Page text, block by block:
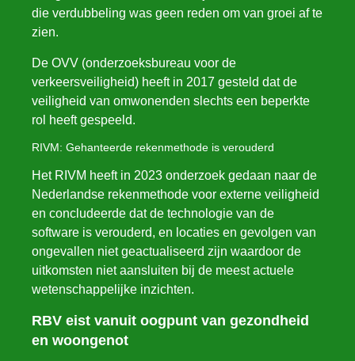
die verdubbeling was geen reden om van groei af te
zien.
De OVV (onderzoeksbureau voor de
verkeersveiligheid) heeft in 2017 gesteld dat de
veiligheid van omwonenden slechts een beperkte
rol heeft gespeeld.
RIVM: Gehanteerde rekenmethode is verouderd
Het RIVM heeft in 2023 onderzoek gedaan naar de
Nederlandse rekenmethode voor externe veiligheid
en concludeerde dat de technologie van de
software is verouderd, en locaties en gevolgen van
ongevallen niet geactualiseerd zijn waardoor de
uitkomsten niet aansluiten bij de meest actuele
wetenschappelijke inzichten.
RBV eist vanuit oogpunt van gezondheid
en woongenot